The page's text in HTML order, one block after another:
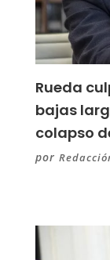
Rueda
bajas
colapso
por